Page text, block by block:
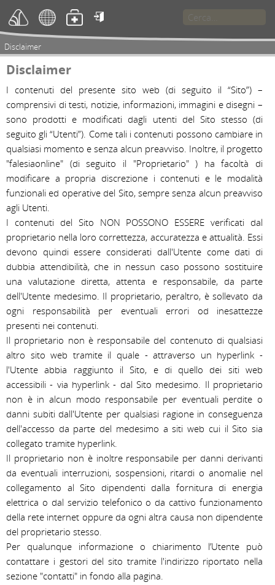

Disclaimer
Disclaimer
I contenuti del presente sito web (di seguito il “Sito”) –
comprensivi di testi, notizie, informazioni, immagini e disegni –
sono prodotti e modificati dagli utenti del Sito stesso (di
seguito gli “Utenti”). Come tali i contenuti possono cambiare in
qualsiasi momento e senza alcun preavviso. Inoltre, il progetto
"falesiaonline" (di seguito il "Proprietario" ) ha facoltà di
modificare a propria discrezione i contenuti e le modalità
funzionali ed operative del Sito, sempre senza alcun preavviso
agli Utenti.
I contenuti del Sito NON POSSONO ESSERE verificati dal
proprietario nella loro correttezza, accuratezza e attualità. Essi
devono quindi essere considerati dall'Utente come dati di
dubbia attendibilità, che in nessun caso possono sostituire
una valutazione diretta, attenta e responsabile, da parte
dell'Utente medesimo. Il proprietario, peraltro, è sollevato da
ogni responsabilità per eventuali errori od inesattezze
presenti nei contenuti.
Il proprietario non è responsabile del contenuto di qualsiasi
altro sito web tramite il quale - attraverso un hyperlink -
l'Utente abbia raggiunto il Sito, e di quello dei siti web
accessibili - via hyperlink - dal Sito medesimo. Il proprietario
non è in alcun modo responsabile per eventuali perdite o
danni subiti dall'Utente per qualsiasi ragione in conseguenza
dell'accesso da parte del medesimo a siti web cui il Sito sia
collegato tramite hyperlink.
Il proprietario non è inoltre responsabile per danni derivanti
da eventuali interruzioni, sospensioni, ritardi o anomalie nel
collegamento al Sito dipendenti dalla fornitura di energia
elettrica o dal servizio telefonico o da cattivo funzionamento
della rete internet oppure da ogni altra causa non dipendente
del proprietario stesso.
Per qualunque informazione o chiarimento l’Utente può
contattare i gestori del sito tramite l'indirizzo riportato nella
sezione "contatti" in fondo alla pagina.